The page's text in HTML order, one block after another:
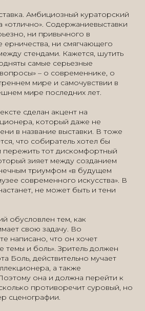
Амбициозный кураторский
«отлично». Содержаниевыставки
ни привычного в
ни смягчающего
стендами. Кажется, шутить
самые серьезные
– о современнике, о
мире и самочувствии в
мире последних лет.
сделан акцент на
который даже не
в название выставки. В тоже
что собиратель хотел бы
пережить тот дискомфортный
зияет между созданием
триумфом «в будущем
современного искусства». В
не может быть и тени
обусловлен тем, как
свою задачу. Во
написано, что он хочет
темы и боль». Зритель должен
Боль, действительно мучает
а также
она и должна перейти к
противоречит суровый, но
сценографии.